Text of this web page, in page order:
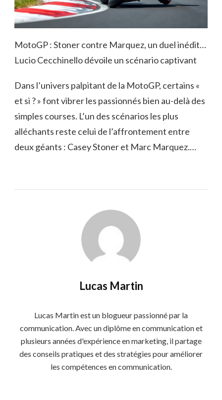
MotoGP : Stoner contre Marquez, un duel inédit…
Lucio Cecchinello dévoile un scénario captivant
Dans l’univers palpitant de la MotoGP, certains «
et si ? » font vibrer les passionnés bien au-delà des
simples courses. L’un des scénarios les plus
alléchants reste celui de l’affrontement entre
deux géants : Casey Stoner et Marc Marquez.…
Lucas Martin
Lucas Martin est un blogueur passionné par la
communication. Avec un diplôme en communication et
plusieurs années d'expérience en marketing, il partage
des conseils pratiques et des stratégies pour améliorer
les compétences en communication.